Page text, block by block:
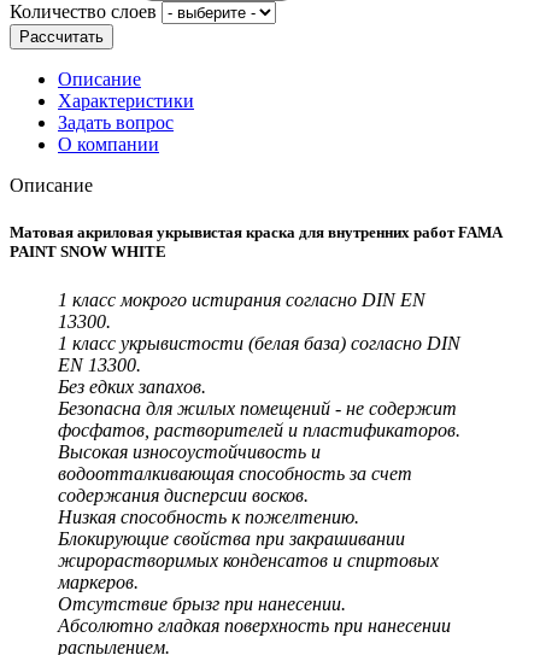
Количество слоев
Рассчитать
Описание
Характеристики
Задать вопрос
О компании
Описание
Матовая акриловая укрывистая краска для внутренних работ FAMA
PAINT SNOW WHITE
1 класс мокрого истирания согласно DIN EN
13300.
1 класс укрывистости (белая база) согласно DIN
EN 13300.
Без едких запахов.
Безопасна для жилых помещений - не содержит
фосфатов, растворителей и пластификаторов.
Высокая износоустойчивость и
водоотталкивающая способность за счет
содержания дисперсии восков.
Низкая способность к пожелтению.
Блокирующие свойства при закрашивании
жирорастворимых конденсатов и спиртовых
маркеров.
Отсутствие брызг при нанесении.
Абсолютно гладкая поверхность при нанесении
распылением.